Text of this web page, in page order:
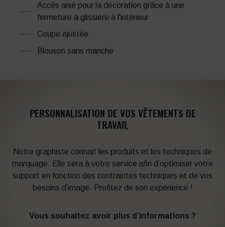
Accès aisé pour la décoration grâce à une
fermeture à glissière à l'intérieur
Coupe ajustée
Blouson sans manche
PERSONNALISATION DE VOS VÊTEMENTS DE
TRAVAIL
Notre graphiste connait les produits et les techniques de
marquage. Elle sera à votre service afin d’optimiser votre
support en fonction des contraintes techniques et de vos
besoins d’image. Profitez de son expérience !
Vous souhaitez avoir plus d’informations ?